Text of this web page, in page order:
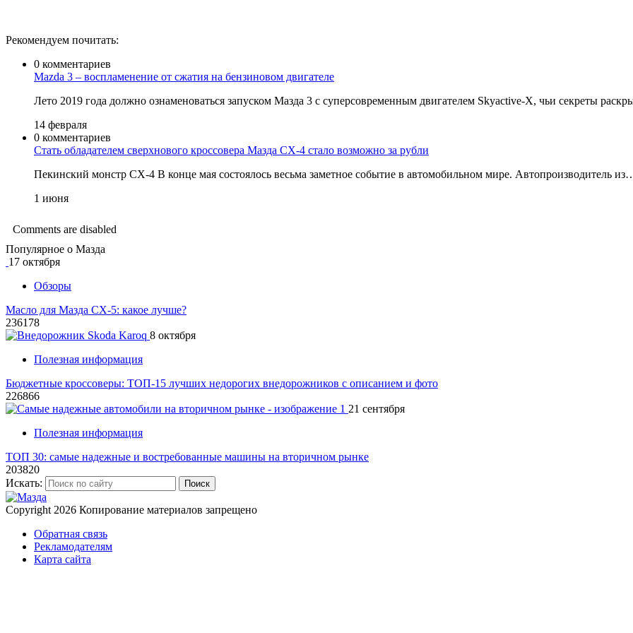
Рекомендуем почитать:
0 комментариев
Mazda 3 – воспламенение от сжатия на бензиновом двигателе
Лето 2019 года должно ознаменоваться запуском Мазда 3 с суперсовременным двигателем Skyactive-X, чьи секреты
14 февраля
0 комментариев
Стать обладателем сверхнового кроссовера Мазда CX-4 стало возможно за рубли
Пекинский монстр CX-4 В конце мая состоялось весьма заметное событие в автомобильном мире. Автопроизводитель
1 июня
Comments are disabled
Популярное о Мазда
17 октября
Обзоры
Масло для Мазда СХ-5: какое лучше?
236178
8 октября
Полезная информация
Бюджетные кроссоверы: ТОП-15 лучших недорогих внедорожников с описанием и фото
226866
21 сентября
Полезная информация
ТОП 30: самые надежные и востребованные машины на вторичном рынке
203820
Искать:
Поиск
Copyright 2026 Копирование материалов запрещено
Обратная связь
Рекламодателям
Карта сайта